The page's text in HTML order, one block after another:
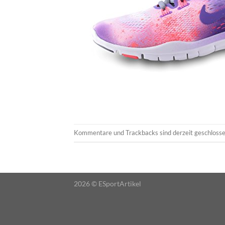
Kommentare und Trackbacks sind derzeit
2026 © ESportArtikel